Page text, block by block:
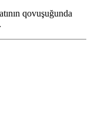
qovuşuğunda